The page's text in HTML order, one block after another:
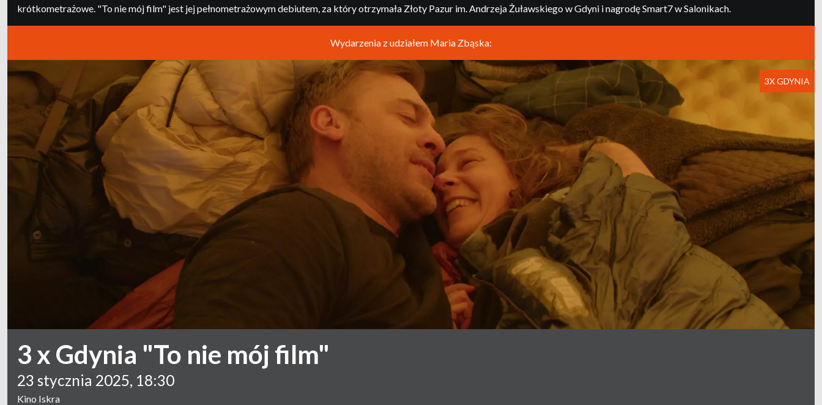
krótkometrażowe. "To nie mój film" jest jej pełnometrażowym debiutem, za który otrzymała Złoty Pazur im. Andrzeja Żuławskiego w Gdyni i nagrodę Smart7 w Salonikach.
Wydarzenia z udziałem Maria Zbąska:
3 x Gdynia "To nie mój film"
23 stycznia 2025, 18:30
Kino Iskra
3X GDYNIA